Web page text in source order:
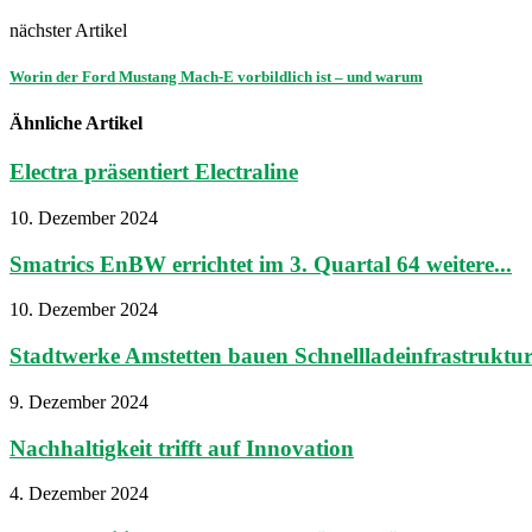
nächster Artikel
Worin der Ford Mustang Mach-E vorbildlich ist – und warum
Ähnliche Artikel
Electra präsentiert Electraline
10. Dezember 2024
Smatrics EnBW errichtet im 3. Quartal 64 weitere...
10. Dezember 2024
Stadtwerke Amstetten bauen
9. Dezember 2024
Nachhaltigkeit trifft auf Innovation
4. Dezember 2024